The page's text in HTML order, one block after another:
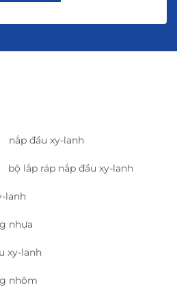
nắp đầu xy-lanh
bộ lắp ráp nắp đầu xy-lanh
lanh
nhựa
xy-lanh
nhôm